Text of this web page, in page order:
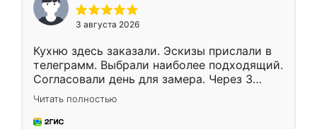
3 августа 2026
Кухню здесь заказали. Эскизы прислали в
телеграмм. Выбрали наиболее подходящий.
Согласовали день для замера. Через 3
недели кухня была уже готова. Остались
довольны работой. Спасибо Ренессанс
мебель за качественную работу!
Читать полностью